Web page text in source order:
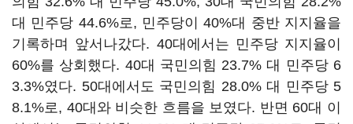
대 민주당 44.6%로, 민주당이 40%대 중반 지지율을
기록하며 앞서나갔다. 40대에서는 민주당 지지율이
60%를 상회했다. 40대 국민의힘 23.7% 대 민주당 6
3.3%였다. 50대에서도 국민의힘 28.0% 대 민주당 5
8.1%로, 40대와 비슷한 흐름을 보였다. 반면 60대 이